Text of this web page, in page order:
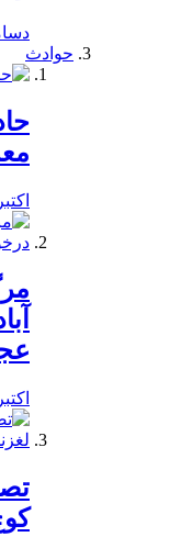
دسامبر
حوادث
اکتبر 22, 2019
اکتبر 21, 2019